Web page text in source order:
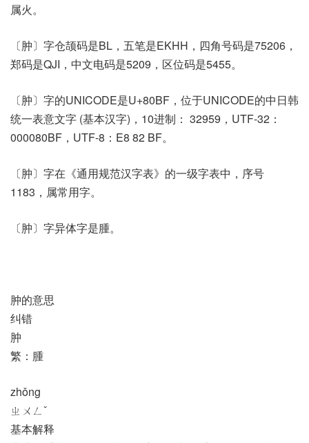
属火。
〔肿〕字仓颉码是BL，五笔是EKHH，四角号码是75206，
郑码是QJI，中文电码是5209，区位码是5455。
〔肿〕字的UNICODE是U+80BF，位于UNICODE的中日韩
统一表意文字 (基本汉字)，10进制： 32959，UTF-32：
000080BF，UTF-8：E8 82 BF。
〔肿〕字在《通用规范汉字表》的一级字表中，序号
1183，属常用字。
〔肿〕字异体字是腫。
肿的意思
纠错
肿
繁：腫
zhǒng
ㄓㄨㄥˇ
基本解释